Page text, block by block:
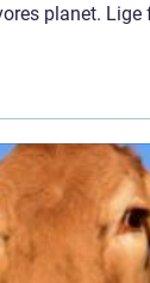
planet.